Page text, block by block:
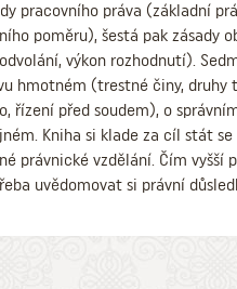
pracovního práva (základní
poměru), šestá pak zásady
výkon rozhodnutí).
hmotném (trestné činy,
řízení před soudem), o
Kniha si klade za cíl stát
právnické vzdělání. Čím
uvědomovat si právní